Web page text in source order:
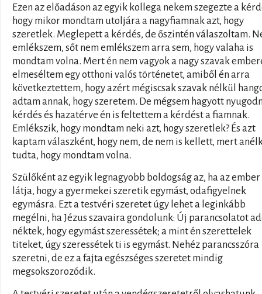
Ezen az előadáson az egyik kollega nekem szegezte a
hogy mikor mondtam utoljára a nagyfiamnak azt, hogy
szeretlek. Meglepett a kérdés, de őszintén válaszoltam.
emlékszem, sőt nem emlékszem arra sem, hogy valaha is
mondtam volna. Mert én nem vagyok a nagy szavak
elmeséltem egy otthoni valós történetet, amiből én arra
következtettem, hogy azért mégiscsak szavak nélkül
adtam annak, hogy szeretem. De mégsem hagyott
kérdés és hazatérve én is feltettem a kérdést a fiamnak.
Emlékszik, hogy mondtam neki azt, hogy szeretlek? És azt
kaptam válaszként, hogy nem, de nem is kellett, mert
tudta, hogy mondtam volna.
Szülőként az egyik legnagyobb boldogság az, ha az ember
látja, hogy a gyermekei szeretik egymást, odafigyelnek
egymásra. Ezt a testvéri szeretet úgy lehet a leginkább
megélni, ha Jézus szavaira gondolunk: Új parancsolatot
néktek, hogy egymást szeressétek; a mint én szerettelek
titeket, úgy szeressétek ti is egymást. Nehéz parancsszóra
szeretni, de ez a fajta egészséges szeretet mindig
megsokszorozódik.